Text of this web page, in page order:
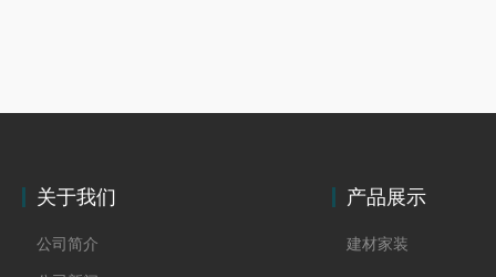
关于我们
公司简介
产品展示
建材家装